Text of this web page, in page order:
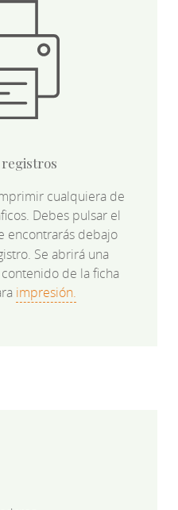
cualquiera de
Debes pulsar el
encontrarás debajo
Se abrirá una
de la ficha
impresión.